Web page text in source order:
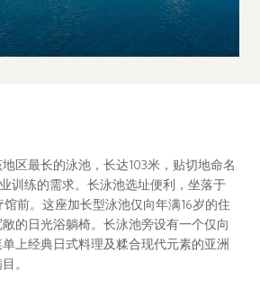
区最长的泳池，长达103米，贴切地命名
训练的需求。长泳池选址便利，坐落于
前。这座加长型泳池仅向年满16岁的住
的日光浴躺椅。长泳池旁设有一个仅向
上经典日式料理及糅合现代元素的亚洲
。